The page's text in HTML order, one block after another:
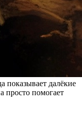
показывает далёкие
просто помогает